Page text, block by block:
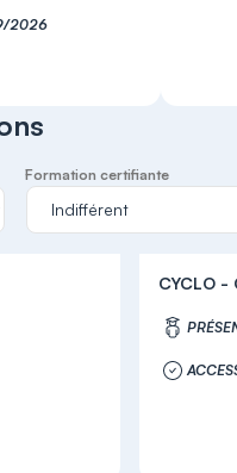
2026
Formation certifiante
CYCLO -